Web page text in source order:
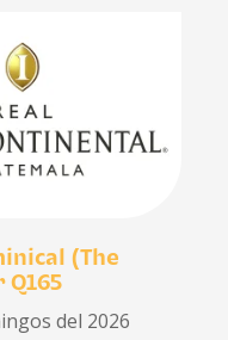
(The
del 2026